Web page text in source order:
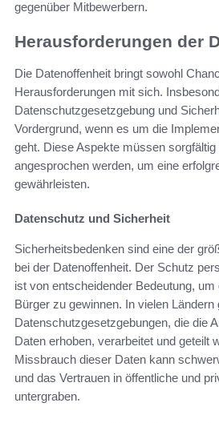
gegenüber Mitbewerbern.
Herausforderungen der
Die Datenoffenheit bringt sowohl
Herausforderungen mit sich.
Datenschutzgesetzgebung und
Vordergrund, wenn es um die
geht. Diese Aspekte müssen sorgfältig
angesprochen werden, um eine
gewährleisten.
Datenschutz und Sicherheit
Sicherheitsbedenken sind eine der
bei der Datenoffenheit. Der Schutz
ist von entscheidender Bedeutung, um
Bürger zu gewinnen. In vielen Ländern
Datenschutzgesetzgebungen, die die
Daten erhoben, verarbeitet und geteilt
Missbrauch dieser Daten kann
und das Vertrauen in öffentliche und
untergraben.